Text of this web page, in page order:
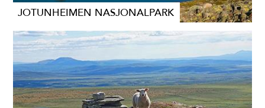
JOTUNHEIMEN NASJONALPARK